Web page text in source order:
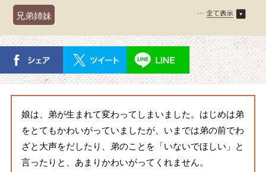
兄弟姉妹
娘は、弟が生まれて変わってしまいました。はじめは弟
をとてもかわいがっていましたが、いまでは弟の前でわ
ざと大声をだしたり、弟のことを「いないでほしい」と
言ったりと、あまりかわいがってくれません。